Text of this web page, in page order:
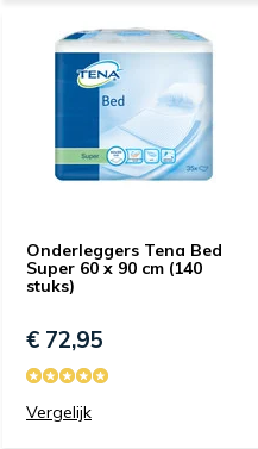
Onderleggers Tena Bed
Super 60 x 90 cm (140
stuks)
€ 72,95
Vergelijk